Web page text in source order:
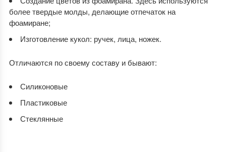
более твердые молды, делающие отпечаток на
фоамиране;
Изготовление кукол: ручек, лица, ножек.
Отличаются по своему составу и бывают:
Силиконовые
Пластиковые
Стеклянные